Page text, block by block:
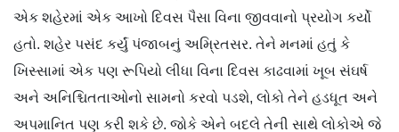
એક શહેરમાં એક આખો દિવસ પૈસા વિના જીવવાનો પ્રયોગ કર્યો
હતો. શહેર પસંદ કર્યું પંજાબનું અમ્રિતસર. તેને મનમાં હતું કે
ખિસ્સામાં એક પણ રૂપિયો લીધા વિના દિવસ કાઢવામાં ખૂબ સંઘર્ષ
અને અનિશ્ચિતતાઓનો સામનો કરવો પડશે, લોકો તેને હડધૂત અને
અપમાનિત પણ કરી શકે છે. જોકે એને બદલે તેની સાથે લોકોએ જે